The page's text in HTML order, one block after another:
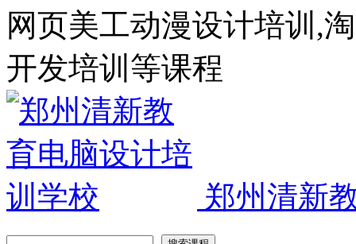
网页美工动漫设计培训,
开发培训等课程
郑州清新